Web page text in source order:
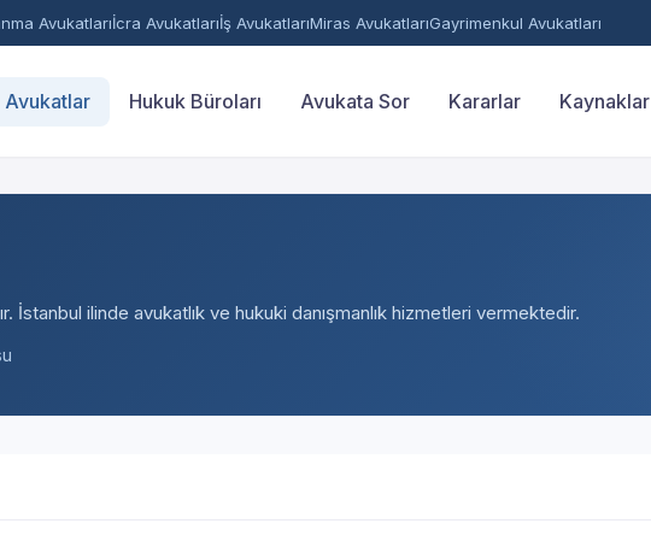
Avukatlarıİcra Avukatlarıİş AvukatlarıMiras AvukatlarıGayrimenkul Avukatları
Avukatlar Hukuk Büroları Avukata Sor Kararlar Kaynaklar
İstanbul ilinde avukatlık ve hukuki danışmanlık hizmetleri vermektedir.